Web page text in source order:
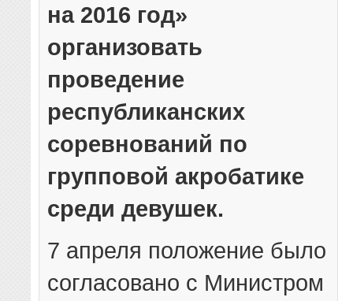
на 2016 год»
организовать
проведение
республиканских
соревнований по
групповой акробатике
среди девушек.
7 апреля положение было
согласовано с Министром